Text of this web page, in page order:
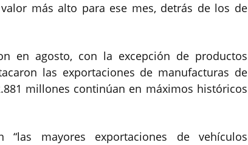
más alto para ese mes, detrás de los de
en agosto, con la excepción de productos
las exportaciones de manufacturas de
millones continúan en máximos históricos
mayores exportaciones de vehículos